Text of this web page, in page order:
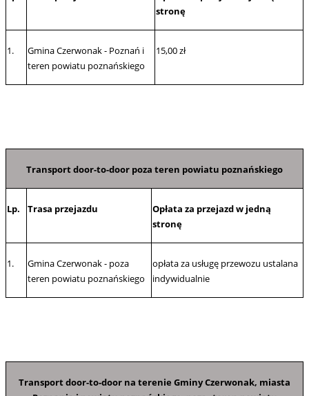
stronę
1.
Gmina Czerwonak - Poznań i
teren powiatu poznańskiego
15,00 zł
Transport door-to-door poza teren powiatu poznańskiego
Lp. Trasa przejazdu
Opłata za przejazd w jedną
stronę
1.
Gmina Czerwonak - poza
teren powiatu poznańskiego
opłata za usługę przewozu ustalana
indywidualnie
Transport door-to-door na terenie Gminy Czerwonak, miasta